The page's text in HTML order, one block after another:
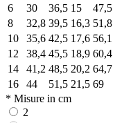
6
30 36,5 15
47,5
8
32,8 39,5 16,3 51,8
10
35,6 42,5 17,6 56,1
12
38,4 45,5 18,9 60,4
14
41,2 48,5 20,2 64,7
16
44 51,5 21,5 69
* Misure in cm
2